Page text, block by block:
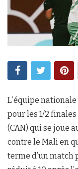
L’équipe
pour les 1/2 finales
(CAN) qui se joue
contre le Mali en
terme d’un